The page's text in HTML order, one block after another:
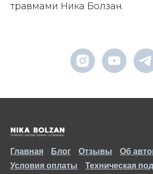
травмами Ника Болзан.
Главная Блог Отзывы Об
Условия оплаты
Техническая